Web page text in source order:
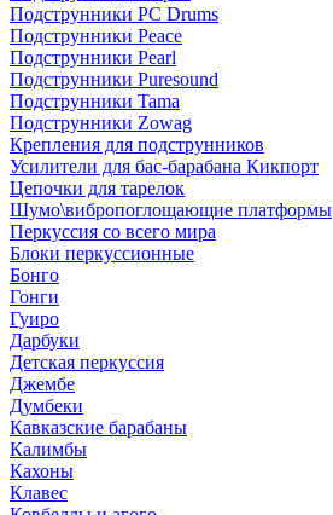
Подструнники PC Drums
Подструнники Peace
Подструнники Pearl
Подструнники Puresound
Подструнники Tama
Подструнники Zowag
Крепления для подструнников
Усилители для бас-барабана Кикпорт
Цепочки для тарелок
Шумо\вибропоглощающие платформы
Перкуссия со всего мира
Блоки перкуссионные
Бонго
Гонги
Гуиро
Дарбуки
Детская перкуссия
Джембе
Думбеки
Кавказские барабаны
Калимбы
Кахоны
Клавес